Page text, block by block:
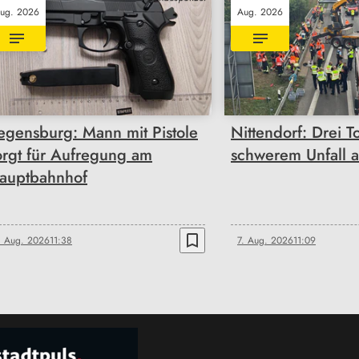
2026
Mann mit Pistole
für Aufregung am
Aug. 202611:38 bookmark_border
Aug. 2026
Nittendorf: Drei
schwerem Unfall
7. Aug. 202611:09